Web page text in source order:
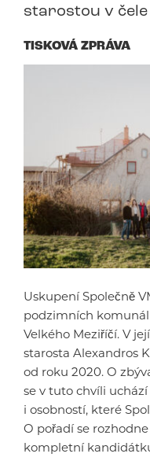
starostou v čele
TISKOVÁ ZPRÁVA
Uskupení Společně
podzimních
Velkého Meziříčí. V
starosta Alexandros
od roku 2020. O
se v tuto chvíli
i osobností, které
O pořadí se
kompletní